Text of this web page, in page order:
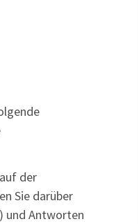
der
Sie darüber
und Antworten